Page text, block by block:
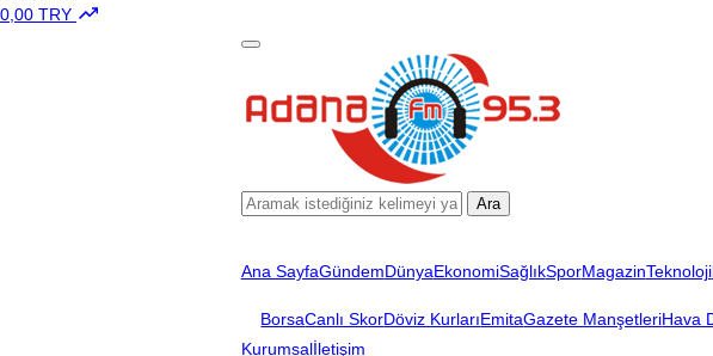
0,00 TRY
Ara
Ana SayfaGündemDünyaEkonomiSağlıkSporMagazinTeknoloji
BorsaCanlı SkorDöviz KurlarıEmitaGazete ManşetleriHava
Kurumsalİletişim